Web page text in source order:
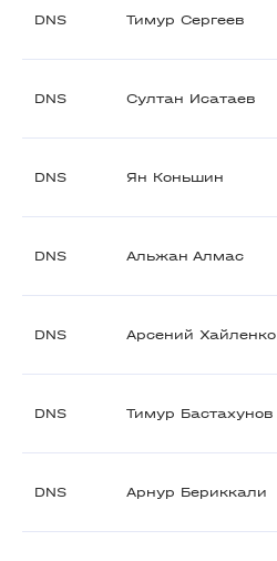
DNS Тимур Сергеев
DNS Султан Исатаев
DNS Ян Коньшин
DNS Альжан Алмас
DNS Арсений Хайленко
DNS Тимур Бастахунов
DNS Арнур Бериккали